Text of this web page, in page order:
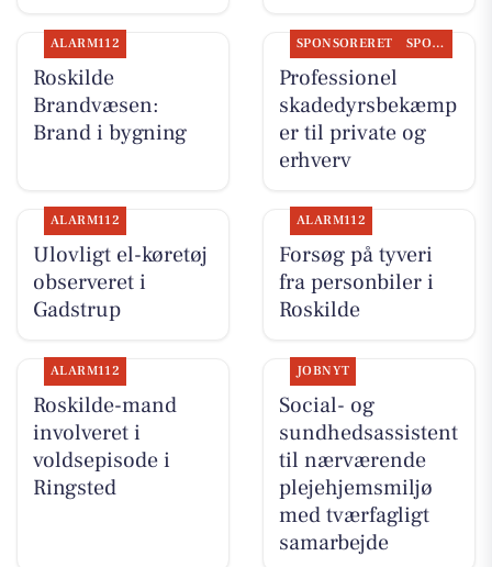
ALARM112
Roskilde
Brandvæsen:
Brand i bygning
SPONSORERET SPONSORERET INDHOLD
Professionel
skadedyrsbekæmp
er til private og
erhverv
ALARM112
Ulovligt el-køretøj
observeret i
Gadstrup
ALARM112
Forsøg på tyveri
fra personbiler i
Roskilde
ALARM112
Roskilde-mand
involveret i
voldsepisode i
Ringsted
JOBNYT
Social- og
sundhedsassistent
til nærværende
plejehjemsmiljø
med tværfagligt
samarbejde